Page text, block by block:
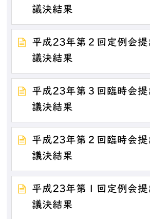
議決結果
平成23年第２回定例会
議決結果
平成23年第３回臨時会
議決結果
平成23年第２回臨時会
議決結果
平成23年第１回定例会
議決結果